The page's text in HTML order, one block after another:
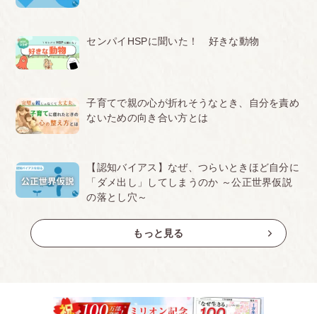
センパイHSPに聞いた！ 好きな動物
子育てで親の心が折れそうなとき、自分を責め
ないための向き合い方とは
【認知バイアス】なぜ、つらいときほど自分に
「ダメ出し」してしまうのか ～公正世界仮説
の落とし穴～
もっと見る